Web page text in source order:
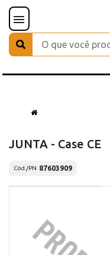
JUNTA - Case CE
Cód./PN 87603909